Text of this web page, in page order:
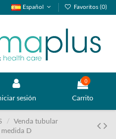
Español Favoritos (0)
sesión
0
Carrito
Venda tubular
D